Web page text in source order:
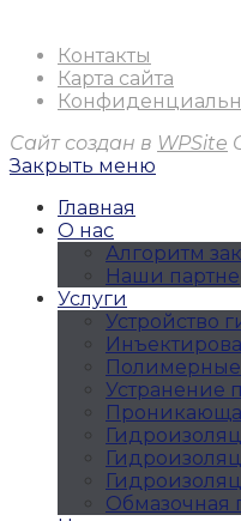
Контакты
Карта сайта
Сайт создан в WPSite
Закрыть меню
Главная
О нас
Алгоритм
Наши
Услуги
Устройство
Устранение
Обмазочная